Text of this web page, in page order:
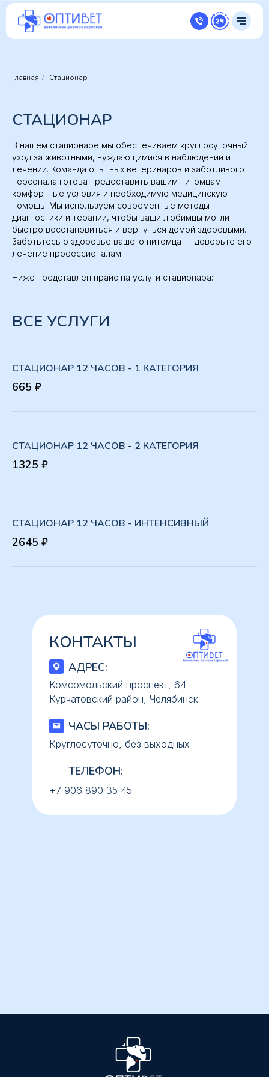
Главная / Стационар
СТАЦИОНАР
В нашем стационаре мы обеспечиваем круглосуточный
уход за животными, нуждающимися в наблюдении и
лечении. Команда опытных ветеринаров и заботливого
персонала готова предоставить вашим питомцам
комфортные условия и необходимую медицинскую
помощь. Мы используем современные методы
диагностики и терапии, чтобы ваши любимцы могли
быстро восстановиться и вернуться домой здоровыми.
Заботьтесь о здоровье вашего питомца — доверьте его
лечение профессионалам!
Ниже представлен прайс на услуги стационара:
ВСЕ УСЛУГИ
СТАЦИОНАР 12 ЧАСОВ - 1 КАТЕГОРИЯ
665 ₽
СТАЦИОНАР 12 ЧАСОВ - 2 КАТЕГОРИЯ
1325 ₽
СТАЦИОНАР 12 ЧАСОВ - ИНТЕНСИВНЫЙ
2645 ₽
АДРЕС:
Комсомольский проспект, 64
Курчатовский район, Челябинск
ТЕЛЕФОН:
+7 906 890 35 45
ЧАСЫ РАБОТЫ:
Круглосуточно, без выходных
КОНТАКТЫ